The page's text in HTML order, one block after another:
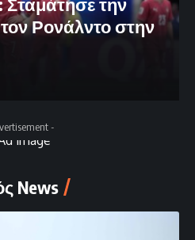
Ρονάλντο στην
-
News